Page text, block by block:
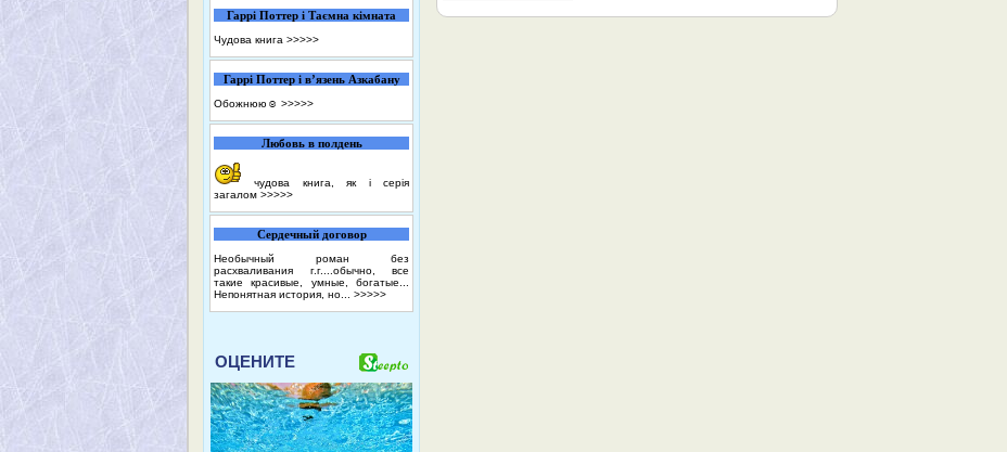
Гаррі Поттер і Таємна кімната
Чудова книга >>>>>
Гаррі Поттер і в’язень Азкабану
Обожнюю☺️ >>>>>
Любовь в полдень
чудова книга, як і серія
загалом >>>>>
Сердечный договор
Необычный роман без
расхваливания г.г....обычно, все
такие красивые, умные, богатые...
Непонятная история, но... >>>>>
ОЦЕНИТЕ